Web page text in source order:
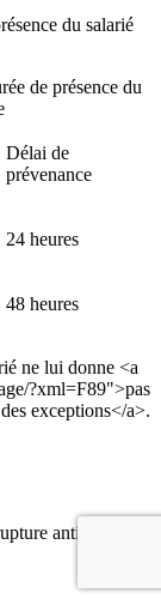
du salarié
de présence du
Délai de
prévenance
24 heures
48 heures
ne lui donne <a
?xml=F89">pas
exceptions</a>.
anticipée, la